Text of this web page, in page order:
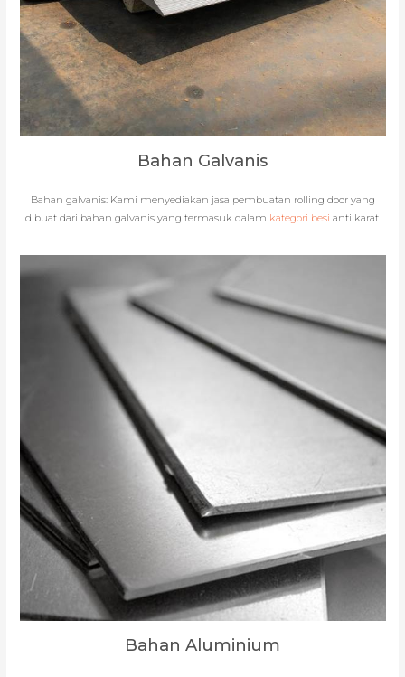
Bahan Galvanis
Bahan galvanis: Kami menyediakan jasa pembuatan rolling door yang
dibuat dari bahan galvanis yang termasuk dalam kategori besi anti karat.
Bahan Aluminium